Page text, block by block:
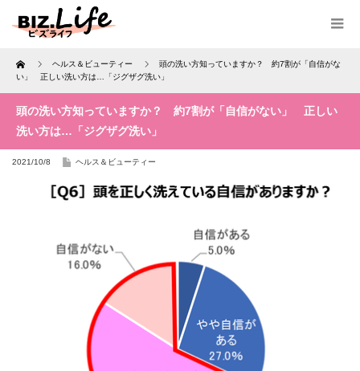
Home ヘルス＆ビューティー
頭の洗い方知っていますか？ 約7割が「自信がな
い」 正しい洗い方は…「ジグザグ洗い」
頭の洗い方知っていますか？ 約7割が「自信がない」 正しい
洗い方は…「ジグザグ洗い」
2021/10/8 ヘルス＆ビューティー